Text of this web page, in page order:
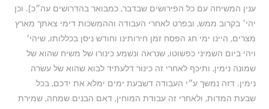
ענין המשיחה עם כל הפירושים שבדבר, כמבואר בהדרושים עה״כ]. וכן
יהי׳ בקרוב ממש, ובפרט לאחרי העבודה וההמשכות דימי צאתך מארץ
מצרים, היינו ימי חג הפסח זמן חירותינו וחודש ניסן בכללותו, שיהי׳
ויהי ביום השמיני כפשוטו, שנראה ונשמע כינורו של משיח שהוא של
שמונה נימין, ותיכף לאחרי זה כינור דלעתיד לבוא שהוא של עשרה
נימין. דזה נמשך ע״י העבודה דשבעת ימים ימלא את ידכם, בכל
שבעת המדות, ולאחרי זה עבודת המוחין, דאם הבנים שמחה, שמירת